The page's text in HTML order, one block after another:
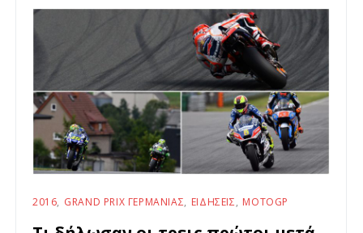
2016 GRAND PRIX ΓΕΡΜΑΝΊΑΣ ΕΙΔΉΣΕΙΣ MOTOGP